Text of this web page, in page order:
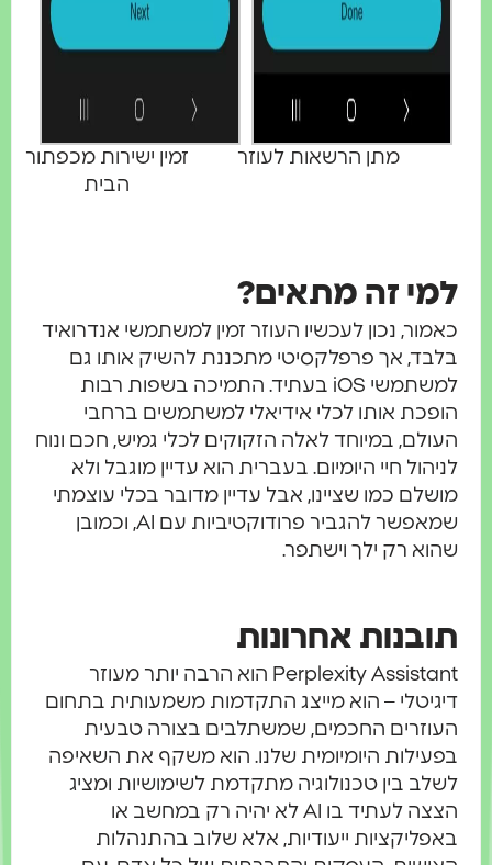
מתן הרשאות לעוזר
זמין ישירות מכפתור
הבית
למי זה מתאים?
כאמור, נכון לעכשיו העוזר זמין למשתמשי אנדרואיד
בלבד, אך פרפלקסיטי מתכננת להשיק אותו גם
למשתמשי iOS בעתיד. התמיכה בשפות רבות
הופכת אותו לכלי אידיאלי למשתמשים ברחבי
העולם, במיוחד לאלה הזקוקים לכלי גמיש, חכם ונוח
לניהול חיי היומיום. בעברית הוא עדיין מוגבל ולא
מושלם כמו שציינו, אבל עדיין מדובר בכלי עוצמתי
שמאפשר להגביר פרודוקטיביות עם AI, וכמובן
שהוא רק ילך וישתפר.
תובנות אחרונות
Perplexity Assistant הוא הרבה יותר מעוזר
דיגיטלי – הוא מייצג התקדמות משמעותית בתחום
העוזרים החכמים, שמשתלבים בצורה טבעית
בפעילות היומיומית שלנו. הוא משקף את השאיפה
לשלב בין טכנולוגיה מתקדמת לשימושיות ומציג
הצצה לעתיד בו AI לא יהיה רק במחשב או
באפליקציות ייעודיות, אלא שלוב בהתנהלות